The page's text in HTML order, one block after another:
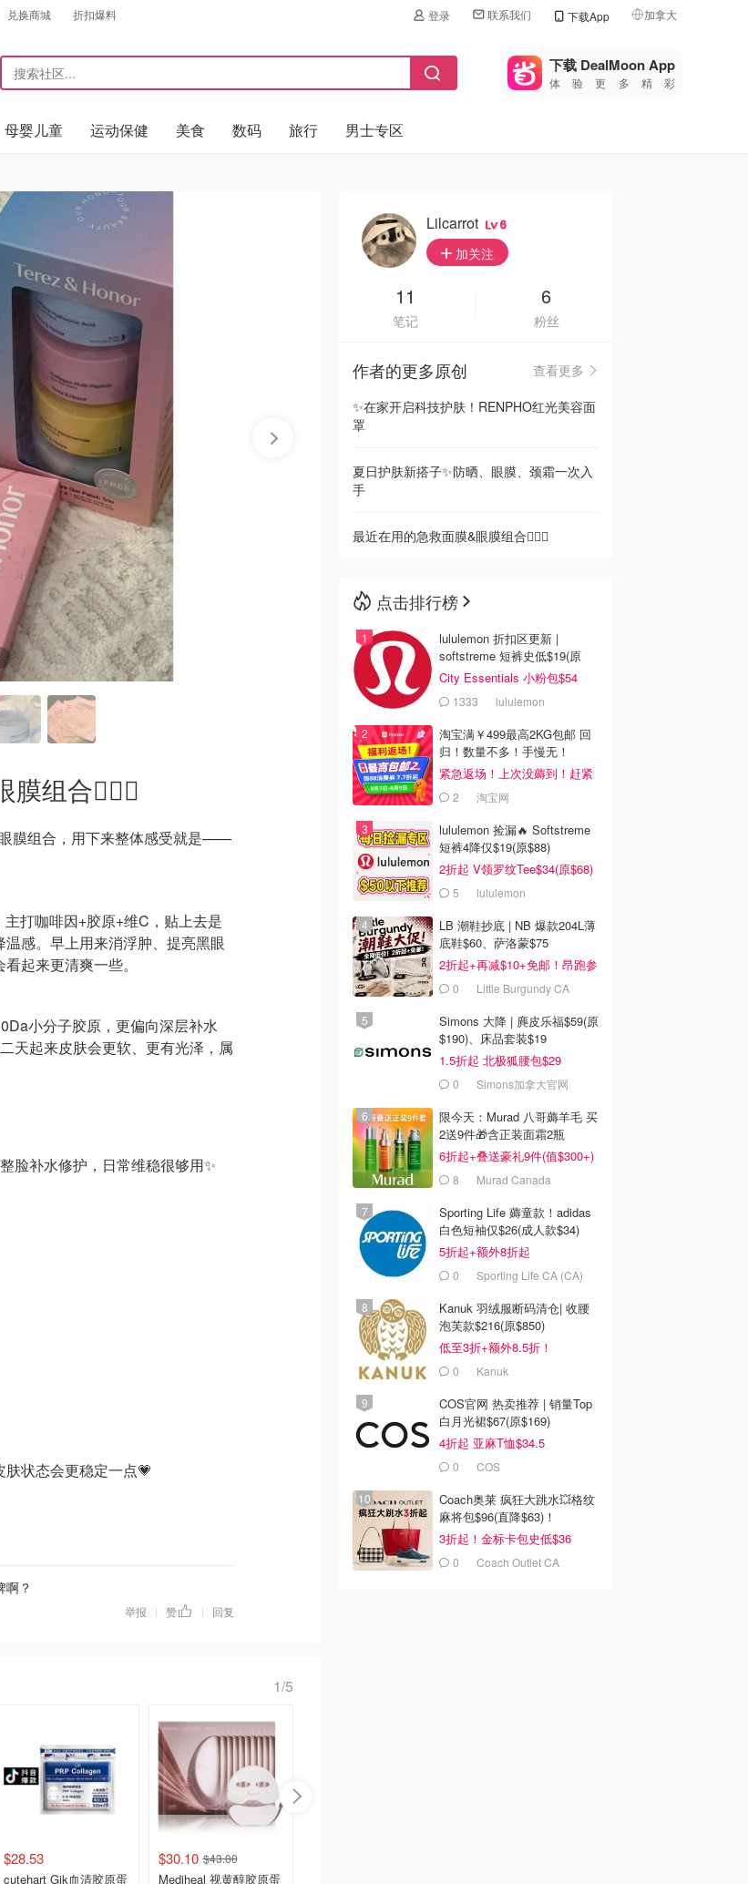
兑换商城 折扣爆料 登录 联系我们 下载App 加拿大
🇺🇸
美国
🇨🇳中国
🇮🇹
🇦🇺
🇳🇿新西兰
下载 DealMoon App
体验更多精彩
母婴儿童 运动保健 美食 数码 旅行 男士专区
组合🧖‍♀️✨
膜组合，用下来整体感受就是——
打咖啡因+胶原+维C，贴上去是
感。早上用来消浮肿、提亮黑眼
起来更清爽一些。
小分子胶原，更偏向深层补水
天起来皮肤会更软、更有光泽，属
脸补水修护，日常维稳很够用✨
状态会更稳定一点💗
啊？
举报 | 赞 | 回复
1/5
$28.53
cutehart Gik血清胶原蛋
$30.10 $43.00
Mediheal 视黄醇胶原蛋
Lilcarrot 6
加关注
11
笔记
6
粉丝
作者的更多原创
查看更多
✨在家开启科技护肤！RENPHO红光美容面
罩
夏日护肤新搭子✨防晒、眼膜、颈霜一次入
手
最近在用的急救面膜&眼膜组合🧖‍♀️✨
点击排行榜
lululemon 折扣区更新 |
softstreme 短裤史低$19(原
$88)
City Essentials 小粉包$54
1333 lululemon
淘宝满￥499最高2KG包邮 回
归！数量不多！手慢无！
紧急返场！上次没薅到！赶紧
冲 2 淘宝网
lululemon 捡漏🔥 Softstreme
短裤4降仅$19(原$88)
2折起 V领罗纹Tee$34(原$68)
5 lululemon
LB 潮鞋抄底 | NB 爆款204L薄
底鞋$60、萨洛蒙$75
2折起+再减$10+免邮！昂跑参
加 0
Little Burgundy CA
Simons 大降 | 麂皮乐福$59(原
$190)、床品套装$19
1.5折起 北极狐腰包$29
0 Simons加拿大官网
限今天：Murad 八哥薅羊毛 买
2送9件🎁含正装面霜2瓶
6折起+叠送豪礼9件(值$300+)
8 Murad Canada
Sporting Life 薅童款！adidas
白色短袖仅$26(成人款$34)
5折起+额外8折起
0 Sporting Life CA (CA)
Kanuk 羽绒服断码清仓| 收腰
泡芙款$216(原$850)
低至3折+额外8.5折！
0 Kanuk
COS官网 热卖推荐 | 销量Top
白月光裙$67(原$169)
4折起 亚麻T恤$34.5
0 COS
Coach奥莱 疯狂大跳水💥格纹
麻将包$96(直降$63)！
3折起！金标卡包史低$36
0 Coach Outlet CA